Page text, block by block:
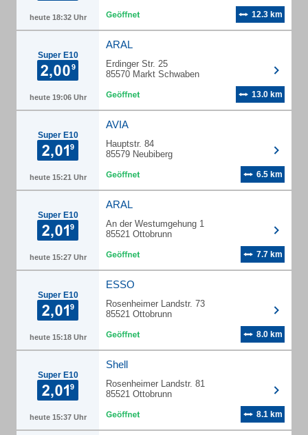
heute 18:32 Uhr 12.3 km
Super E10
heute 19:06 Uhr
ARAL
Erdinger Str. 25
85570 Markt Schwaben
13.0 km
Super E10
heute 15:21 Uhr
AVIA
Hauptstr. 84
85579 Neubiberg
6.5 km
Super E10
heute 15:27 Uhr
ARAL
An der Westumgehung 1
85521 Ottobrunn
7.7 km
Super E10
heute 15:18 Uhr
ESSO
Rosenheimer Landstr. 73
85521 Ottobrunn
8.0 km
Super E10
heute 15:37 Uhr
Shell
Rosenheimer Landstr. 81
85521 Ottobrunn
8.1 km